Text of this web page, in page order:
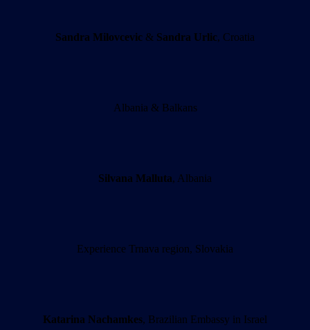
Sandra Milovcevic & Sandra Urlic, Croatia
Albania & Balkans
Silvana Malluta, Albania
Experience Trnava region, Slovakia
Katarina Nachamkes, Brazilian Embassy in Israel